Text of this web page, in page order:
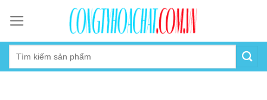
content